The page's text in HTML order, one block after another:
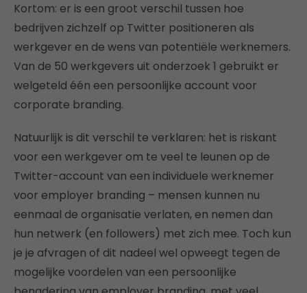
Kortom: er is een groot verschil tussen hoe
bedrijven zichzelf op Twitter positioneren als
werkgever en de wens van potentiële werknemers.
Van de 50 werkgevers uit onderzoek 1 gebruikt er
welgeteld één een persoonlijke account voor
corporate branding.
Natuurlijk is dit verschil te verklaren: het is riskant
voor een werkgever om te veel te leunen op de
Twitter-account van een individuele werknemer
voor employer branding – mensen kunnen nu
eenmaal de organisatie verlaten, en nemen dan
hun netwerk (en followers) met zich mee. Toch kun
je je afvragen of dit nadeel wel opweegt tegen de
mogelijke voordelen van een persoonlijke